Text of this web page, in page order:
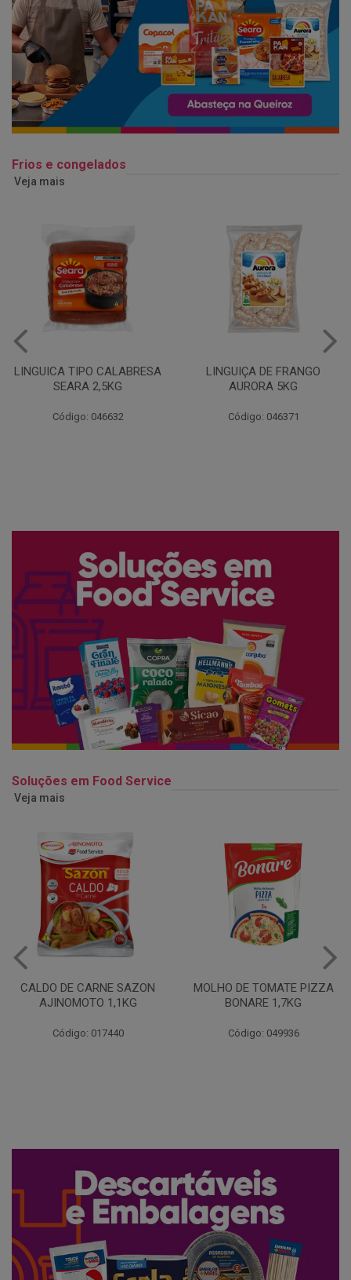
Frios e congelados
Veja mais
LINGUIÇA DE FRANGO
AURORA 5KG
Código: 046371
QUEIJO MUSSARELA
FATIADO PAKAN 200G
Código: 061522
Soluções em Food Service
Veja mais
MOLHO DE TOMATE PIZZA
BONARE 1,7KG
Código: 049936
MARGARINA USO
PROFISSIONAL 80% CUKIN
Código: 062469